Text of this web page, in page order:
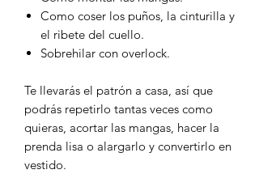
Como coser los puños, la cinturilla y
el ribete del cuello.
Sobrehilar con overlock.
Te llevarás el patrón a casa, así que
podrás repetirlo tantas veces como
quieras, acortar las mangas, hacer la
prenda lisa o alargarlo y convertirlo en
vestido.